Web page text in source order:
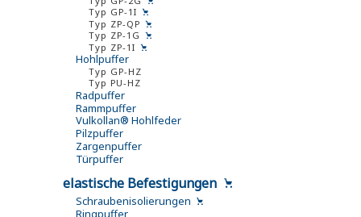
Typ GP-1I
Typ ZP-QP
Typ ZP-1G
Typ ZP-1I
Hohlpuffer
Typ GP-HZ
Typ PU-HZ
Radpuffer
Rammpuffer
Vulkollan® Hohlfeder
Pilzpuffer
Zargenpuffer
Türpuffer
elastische Befestigungen
Schraubenisolierungen
Ringpuffer